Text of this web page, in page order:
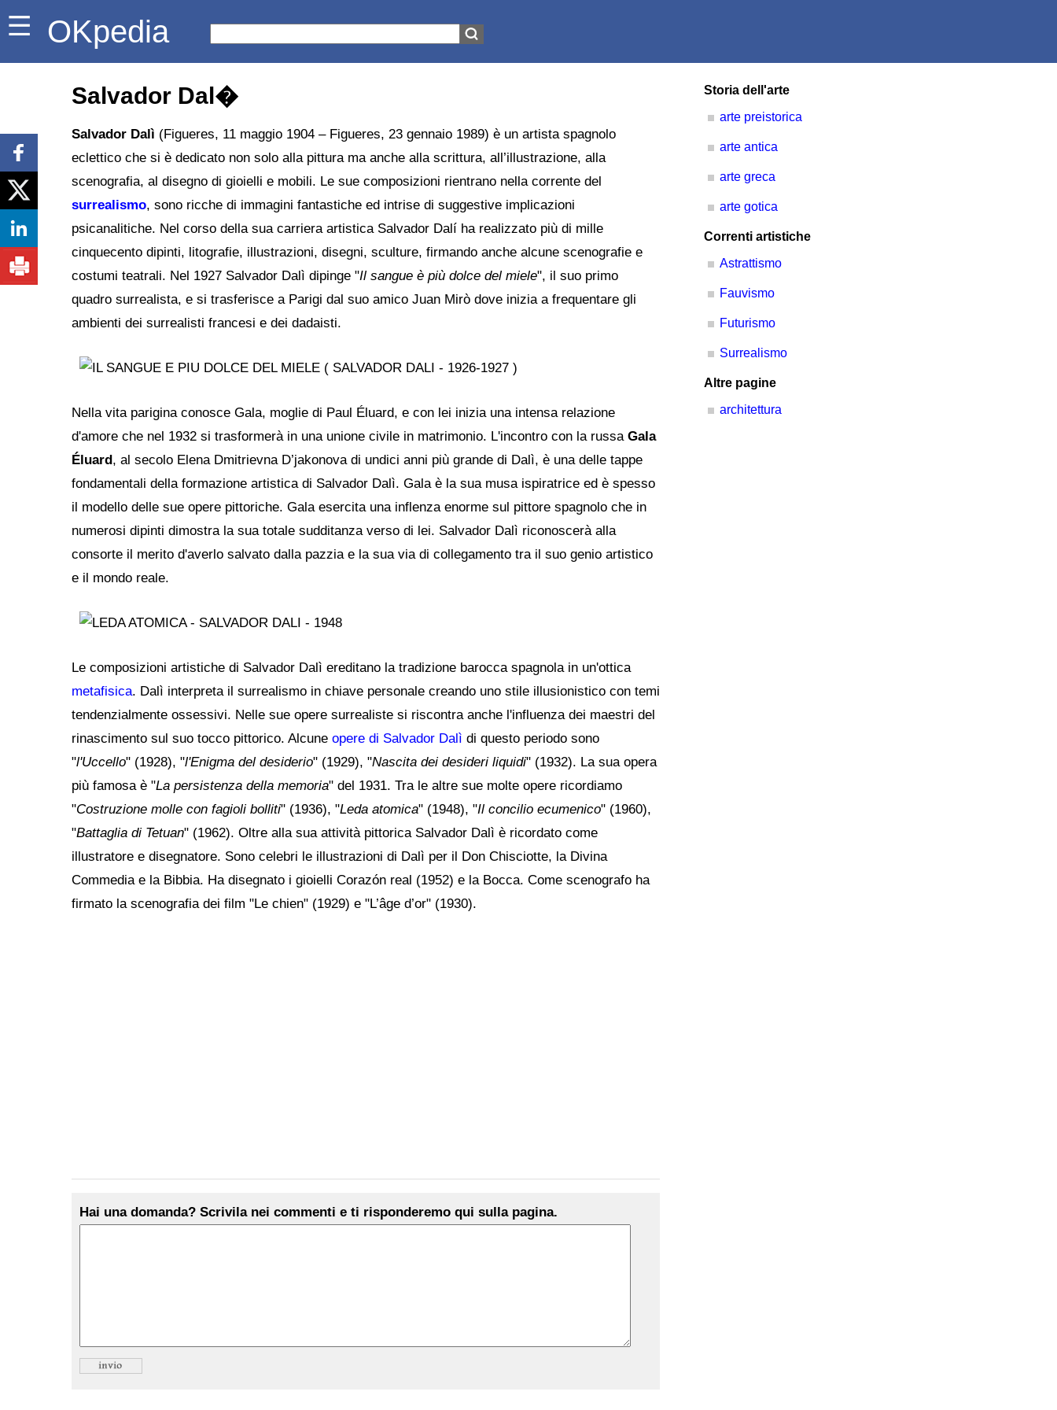
OKpedia
Salvador Dal�
Salvador Dalì (Figueres, 11 maggio 1904 – Figueres, 23 gennaio 1989) è un artista spagnolo
eclettico che si è dedicato non solo alla pittura ma anche alla scrittura, all’illustrazione, alla
scenografia, al disegno di gioielli e mobili. Le sue composizioni rientrano nella corrente del
surrealismo, sono ricche di immagini fantastiche ed intrise di suggestive implicazioni
psicanalitiche. Nel corso della sua carriera artistica Salvador Dalí ha realizzato più di mille
cinquecento dipinti, litografie, illustrazioni, disegni, sculture, firmando anche alcune scenografie e
costumi teatrali. Nel 1927 Salvador Dalì dipinge "Il sangue è più dolce del miele", il suo primo
quadro surrealista, e si trasferisce a Parigi dal suo amico Juan Mirò dove inizia a frequentare gli
ambienti dei surrealisti francesi e dei dadaisti.
Nella vita parigina conosce Gala, moglie di Paul Éluard, e con lei inizia una intensa relazione
d'amore che nel 1932 si trasformerà in una unione civile in matrimonio. L'incontro con la russa Gala
Éluard, al secolo Elena Dmitrievna D’jakonova di undici anni più grande di Dalì, è una delle tappe
fondamentali della formazione artistica di Salvador Dalì. Gala è la sua musa ispiratrice ed è spesso
il modello delle sue opere pittoriche. Gala esercita una inflenza enorme sul pittore spagnolo che in
numerosi dipinti dimostra la sua totale sudditanza verso di lei. Salvador Dalì riconoscerà alla
consorte il merito d'averlo salvato dalla pazzia e la sua via di collegamento tra il suo genio artistico
e il mondo reale.
Le composizioni artistiche di Salvador Dalì ereditano la tradizione barocca spagnola in un'ottica
metafisica. Dalì interpreta il surrealismo in chiave personale creando uno stile illusionistico con temi
tendenzialmente ossessivi. Nelle sue opere surrealiste si riscontra anche l'influenza dei maestri del
rinascimento sul suo tocco pittorico. Alcune opere di Salvador Dalì di questo periodo sono
"l'Uccello" (1928), "l'Enigma del desiderio" (1929), "Nascita dei desideri liquidi" (1932). La sua opera
più famosa è "La persistenza della memoria" del 1931. Tra le altre sue molte opere ricordiamo
"Costruzione molle con fagioli bolliti" (1936), "Leda atomica" (1948), "Il concilio ecumenico" (1960),
"Battaglia di Tetuan" (1962). Oltre alla sua attività pittorica Salvador Dalì è ricordato come
illustratore e disegnatore. Sono celebri le illustrazioni di Dalì per il Don Chisciotte, la Divina
Commedia e la Bibbia. Ha disegnato i gioielli Corazón real (1952) e la Bocca. Come scenografo ha
firmato la scenografia dei film "Le chien" (1929) e "L’âge d’or" (1930).
Hai una domanda? Scrivila nei commenti e ti risponderemo qui sulla pagina.
Storia dell'arte
arte preistorica
arte antica
arte greca
arte gotica
Correnti artistiche
Astrattismo
Fauvismo
Futurismo
Surrealismo
Altre pagine
architettura